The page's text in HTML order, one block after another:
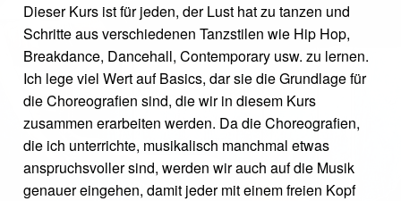
Dieser Kurs ist für jeden, der Lust hat zu tanzen und
Schritte aus verschiedenen Tanzstilen wie Hip Hop,
Breakdance, Dancehall, Contemporary usw. zu lernen.
Ich lege viel Wert auf Basics, dar sie die Grundlage für
die Choreografien sind, die wir in diesem Kurs
zusammen erarbeiten werden. Da die Choreografien,
die ich unterrichte, musikalisch manchmal etwas
anspruchsvoller sind, werden wir auch auf die Musik
genauer eingehen, damit jeder mit einem freien Kopf